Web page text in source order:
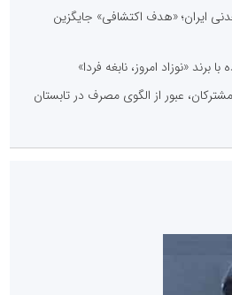
ایران؛ «هدف اکتشافی» جایگزین
برند «نوزاد امروز، نابغه فردا»
عبور از الگوی مصرف در تابستان